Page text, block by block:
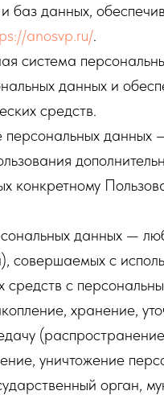
данных,
anosvp.ru/.
система
данных и
средств.
данных
конкретному
данных —
совершаемых с
средств с
хранение,
уничтожение
орган,